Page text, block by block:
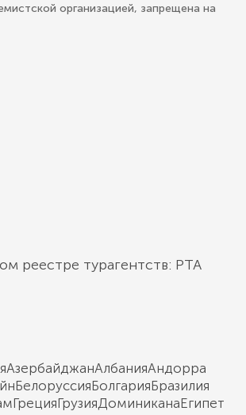
организацией, запрещена на
реестре турагентств: РТА
АзербайджанАлбанияАндорра
БелоруссияБолгарияБразилия
ГрецияГрузияДоминиканаЕгипет